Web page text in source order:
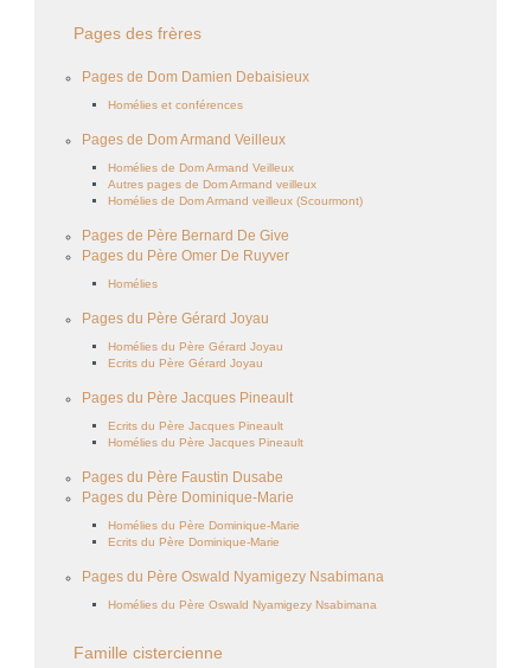
Pages des frères
Pages de Dom Damien Debaisieux
Homélies et conférences
Pages de Dom Armand Veilleux
Homélies de Dom Armand Veilleux
Autres pages de Dom Armand veilleux
Homélies de Dom Armand veilleux (Scourmont)
Pages de Père Bernard De Give
Pages du Père Omer De Ruyver
Homélies
Pages du Père Gérard Joyau
Homélies du Père Gérard Joyau
Ecrits du Père Gérard Joyau
Pages du Père Jacques Pineault
Ecrits du Père Jacques Pineault
Homélies du Père Jacques Pineault
Pages du Père Faustin Dusabe
Pages du Père Dominique-Marie
Homélies du Père Dominique-Marie
Ecrits du Père Dominique-Marie
Pages du Père Oswald Nyamigezy Nsabimana
Homélies du Père Oswald Nyamigezy Nsabimana
Famille cistercienne